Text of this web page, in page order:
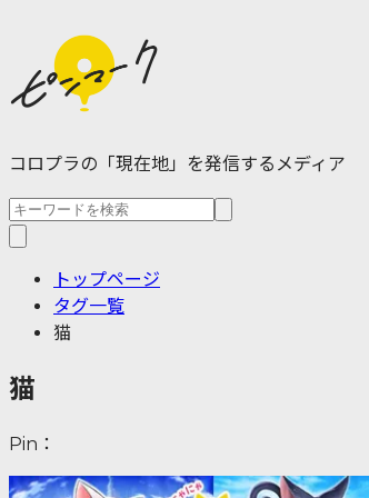
コロプラの「現在地」を発信するメディア
トップページ
タグ一覧
猫
猫
Pin：